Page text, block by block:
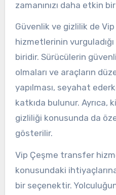
zamanınızı daha etkin
Güvenlik ve gizlilik de
hizmetlerinin
biridir. Sürücülerin
olmaları ve araçların
yapılması, seyahat
katkıda bulunur. Ayrıca,
gizliliği konusunda da
gösterilir.
Vip Çeşme transfer
konusundaki
bir seçenektir.